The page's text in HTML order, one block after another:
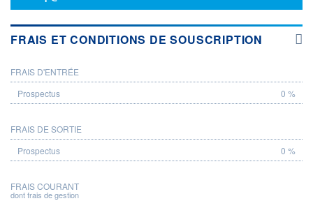
FRAIS ET CONDITIONS DE SOUSCRIPTION
PROSPECTUS
FRAIS D'ENTRÉE
0 %
FRAIS DE SORTIE
0 %
FRAIS COURANT
dont frais de gestion